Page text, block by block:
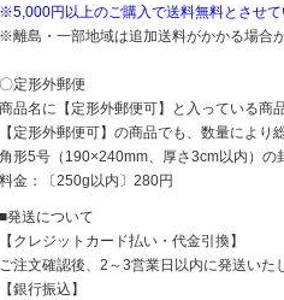
※5,000円以上のご購入で送料無料とさせて
※離島・一部地域は追加送料がかかる場合
〇定形外郵便
商品名に【定形外郵便可】と入っている商
【定形外郵便可】の商品でも、数量によ
角形5号（190×240mm、厚さ3cm以内）の
料金：〔250g以内〕280円
■発送について
【クレジットカード払い・代金引換】
ご注文確認後、2～3営業日以内に発送いた
【銀行振込】